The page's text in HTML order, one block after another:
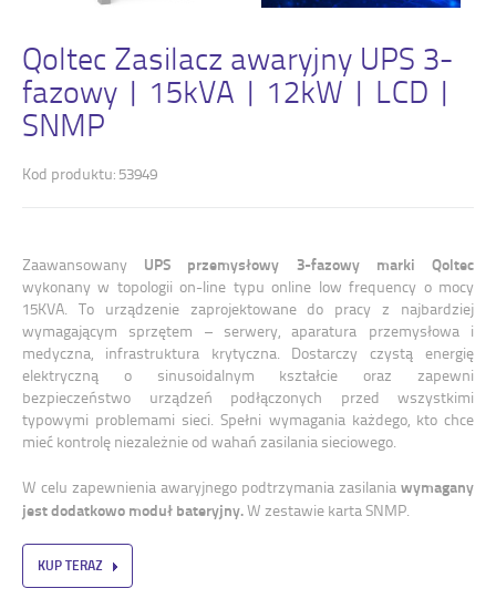
Qoltec Zasilacz awaryjny UPS 3-
fazowy | 15kVA | 12kW | LCD |
SNMP
Kod produktu: 53949
Zaawansowany UPS przemysłowy 3-fazowy marki Qoltec
wykonany w topologii on-line typu online low frequency o mocy
15KVA. To urządzenie zaprojektowane do pracy z najbardziej
wymagającym sprzętem – serwery, aparatura przemysłowa i
medyczna, infrastruktura krytyczna. Dostarczy czystą energię
elektryczną o sinusoidalnym kształcie oraz zapewni
bezpieczeństwo urządzeń podłączonych przed wszystkimi
typowymi problemami sieci. Spełni wymagania każdego, kto chce
mieć kontrolę niezależnie od wahań zasilania sieciowego.
W celu zapewnienia awaryjnego podtrzymania zasilania wymagany
jest dodatkowo moduł bateryjny.W zestawie karta SNMP.
KUP TERAZ